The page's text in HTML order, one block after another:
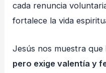
cada renuncia
fortalece la vida
Jesús nos muestra que
pero exige valentía y